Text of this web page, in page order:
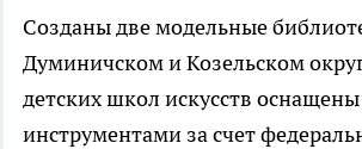
Созданы две модельные
Думиничском и Козельском
детских школ искусств оснащены
инструментами за счет